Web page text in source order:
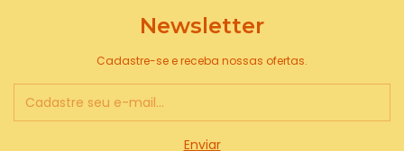
Newsletter
Cadastre-se e receba nossas ofertas.